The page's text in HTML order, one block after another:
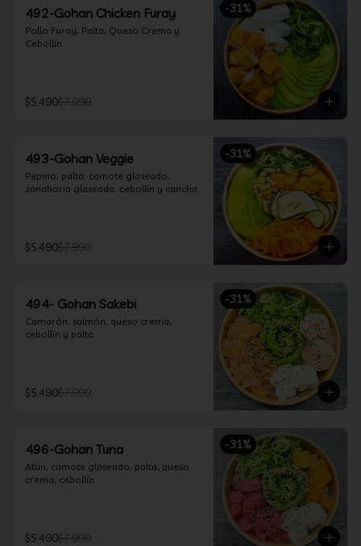
-31%
492-Gohan Chicken Furay
Pollo Furay, Palta, Queso Crema y
Cebollín
$5.490$7.990
-31%
493-Gohan Veggie
Pepino, palta, camote glaseado,
zanahoria glaseada, cebollín y cancha.
$5.490$7.990
-31%
494- Gohan Sakebi
Camarón, salmón, queso crema,
cebollín y palta.
$5.490$7.990
-31%
496-Gohan Tuna
Atún, camote glaseado, palta, queso
crema, cebollín.
$5.490$7.990